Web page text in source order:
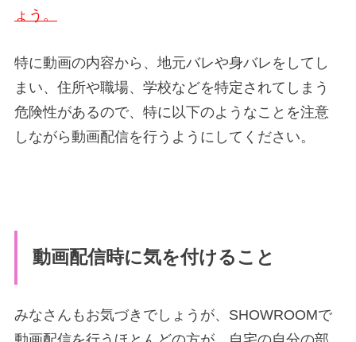
ょう。
特に動画の内容から、地元バレや身バレをしてし
まい、住所や職場、学校などを特定されてしまう
危険性があるので、特に以下のようなことを注意
しながら動画配信を行うようにしてください。
動画配信時に気を付けること
みなさんもお気づきでしょうが、SHOWROOMで